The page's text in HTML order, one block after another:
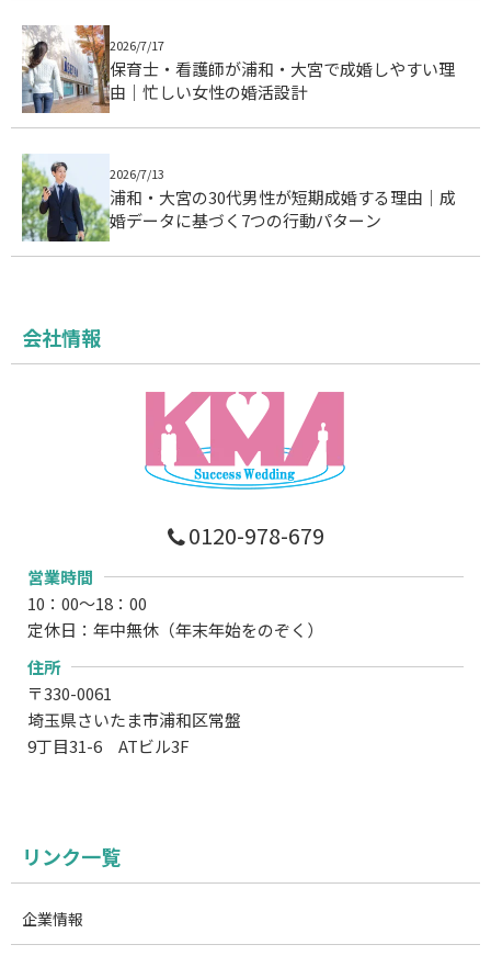
2026/7/17
保育士・看護師が浦和・大宮で成婚しやすい理
由｜忙しい女性の婚活設計
2026/7/13
浦和・大宮の30代男性が短期成婚する理由｜成
婚データに基づく7つの行動パターン
会社情報
0120-978-679
営業時間
10：00～18：00
定休日：年中無休（年末年始をのぞく）
住所
〒330-0061
埼玉県さいたま市浦和区常盤
9丁目31-6 ATビル3F
リンク一覧
企業情報